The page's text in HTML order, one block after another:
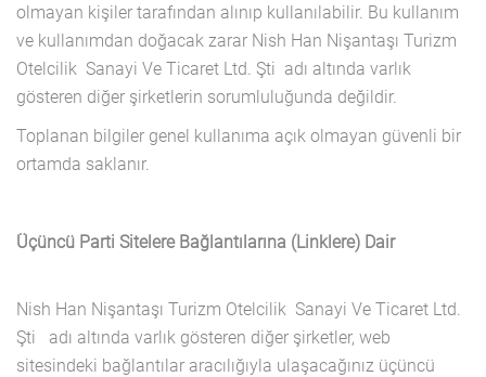
olmayan kişiler tarafından alınıp kullanılabilir. Bu kullanım
ve kullanımdan doğacak zarar Nish Han Nişantaşı Turizm
Otelcilik Sanayi Ve Ticaret Ltd. Şti adı altında varlık
gösteren diğer şirketlerin sorumluluğunda değildir.
Toplanan bilgiler genel kullanıma açık olmayan güvenli bir
ortamda saklanır.
Üçüncü Parti Sitelere Bağlantılarına (Linklere) Dair
Nish Han Nişantaşı Turizm Otelcilik Sanayi Ve Ticaret Ltd.
Şti adı altında varlık gösteren diğer şirketler, web
sitesindeki bağlantılar aracılığıyla ulaşacağınız üçüncü